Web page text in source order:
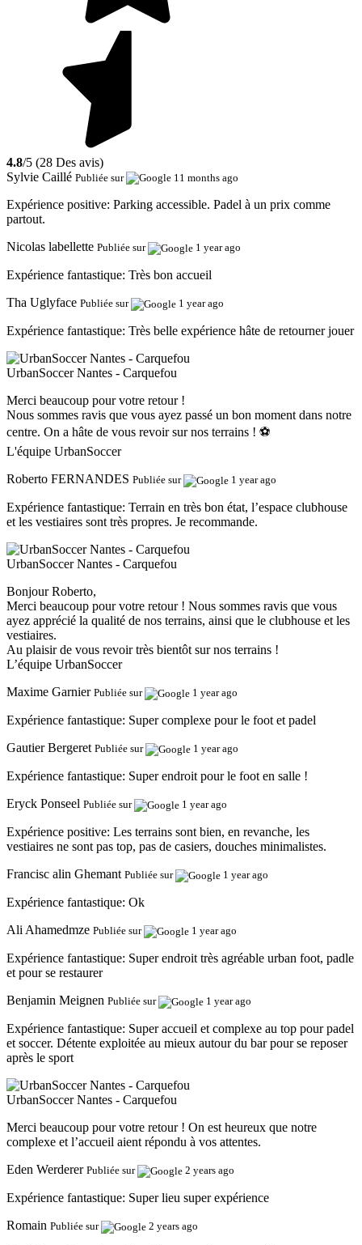
4.8/5 (28 Des avis)
Sylvie Caillé Publiée sur 11 months ago
Expérience positive: Parking accessible. Padel à un prix comme
partout.
Nicolas labellette Publiée sur 1 year ago
Expérience fantastique: Très bon accueil
Tha Uglyface Publiée sur 1 year ago
Expérience fantastique: Très belle expérience hâte de retourner jouer
UrbanSoccer Nantes - Carquefou
Merci beaucoup pour votre retour !
Nous sommes ravis que vous ayez passé un bon moment dans notre
centre. On a hâte de vous revoir sur nos terrains ! ⚽
L'équipe UrbanSoccer
Roberto FERNANDES Publiée sur 1 year ago
Expérience fantastique: Terrain en très bon état, l’espace clubhouse
et les vestiaires sont très propres. Je recommande.
UrbanSoccer Nantes - Carquefou
Bonjour Roberto,
Merci beaucoup pour votre retour ! Nous sommes ravis que vous
ayez apprécié la qualité de nos terrains, ainsi que le clubhouse et les
vestiaires.
Au plaisir de vous revoir très bientôt sur nos terrains !
L’équipe UrbanSoccer
Maxime Garnier Publiée sur 1 year ago
Expérience fantastique: Super complexe pour le foot et padel
Gautier Bergeret Publiée sur 1 year ago
Expérience fantastique: Super endroit pour le foot en salle !
Eryck Ponseel Publiée sur 1 year ago
Expérience positive: Les terrains sont bien, en revanche, les
vestiaires ne sont pas top, pas de casiers, douches minimalistes.
Francisc alin Ghemant Publiée sur 1 year ago
Expérience fantastique: Ok
Ali Ahamedmze Publiée sur 1 year ago
Expérience fantastique: Super endroit très agréable urban foot, padle
et pour se restaurer
Benjamin Meignen Publiée sur 1 year ago
Expérience fantastique: Super accueil et complexe au top pour padel
et soccer. Détente exploitée au mieux autour du bar pour se reposer
après le sport
UrbanSoccer Nantes - Carquefou
Merci beaucoup pour votre retour ! On est heureux que notre
complexe et l’accueil aient répondu à vos attentes.
Eden Werderer Publiée sur 2 years ago
Expérience fantastique: Super lieu super expérience
Romain Publiée sur 2 years ago